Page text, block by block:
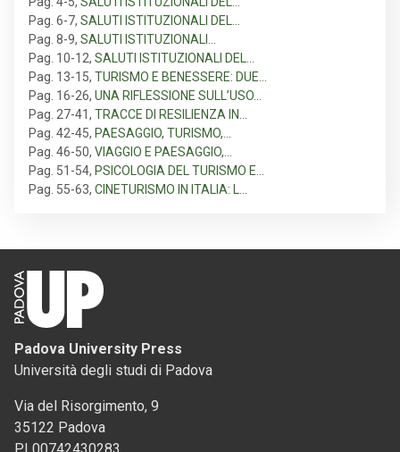
Pag. 6-7, SALUTI ISTITUZIONALI DEL…
Pag. 8-9, SALUTI ISTITUZIONALI…
Pag. 10-12, SALUTI ISTITUZIONALI DEL…
Pag. 13-15, TURISMO E BENESSERE: DUE…
Pag. 16-26, UNA RIFLESSIONE SULL’USO…
Pag. 27-41, TRACCE DI RESILIENZA IN…
Pag. 42-45, PAESAGGIO, TURISMO,…
Pag. 46-50, VIAGGIO E PAESAGGIO,…
Pag. 51-54, PSICOLOGIA DEL TURISMO E…
Pag. 55-63, CINETURISMO IN ITALIA: L…
Padova University Press
Università degli studi di Padova
Via del Risorgimento, 9
35122 Padova